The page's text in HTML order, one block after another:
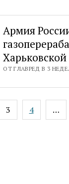
Армия
Харьковской
ОТ ГЛАВРЕД В 3
3 4 …